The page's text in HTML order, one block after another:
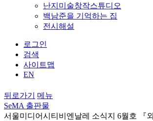
난지미술창작스튜디오
백남준을 기억하는 집
전시해설
로그인
검색
사이트맵
EN
뒤로가기
메뉴
SeMA 출판물
서울미디어시티비엔날레 소식지 6월호 『외